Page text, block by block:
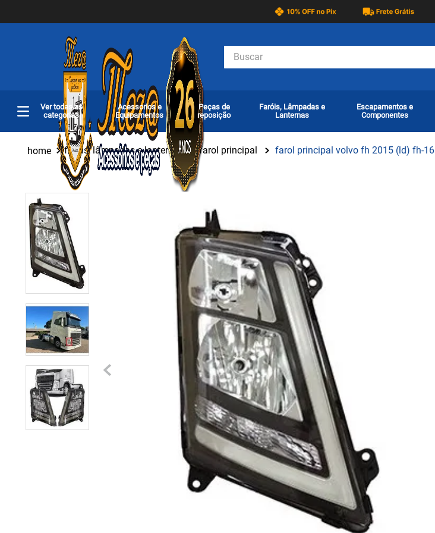
Buscar
Ver todas as
categorias
Acessorios e
Equipamentos
Peças de
reposição
Faróis, Lâmpadas e
Lanternas
Escapamentos e
Componentes
faróis, lâmpadas e lanternas farol principal farol principal volvo fh 2015 (ld) fh-16